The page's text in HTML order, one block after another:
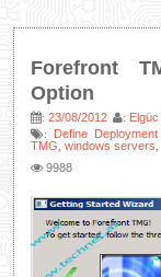
Forefront
Option
: 23/08/2012 :
: Define
TMG windows servers
9988